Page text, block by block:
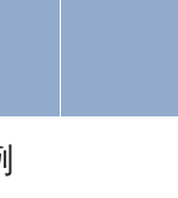
气治理圆